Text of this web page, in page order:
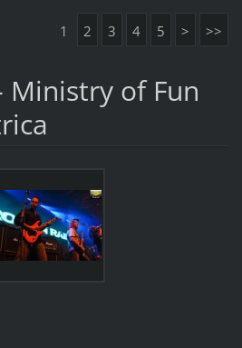
1 2 3 4 5 > >>
Ministry of Fun